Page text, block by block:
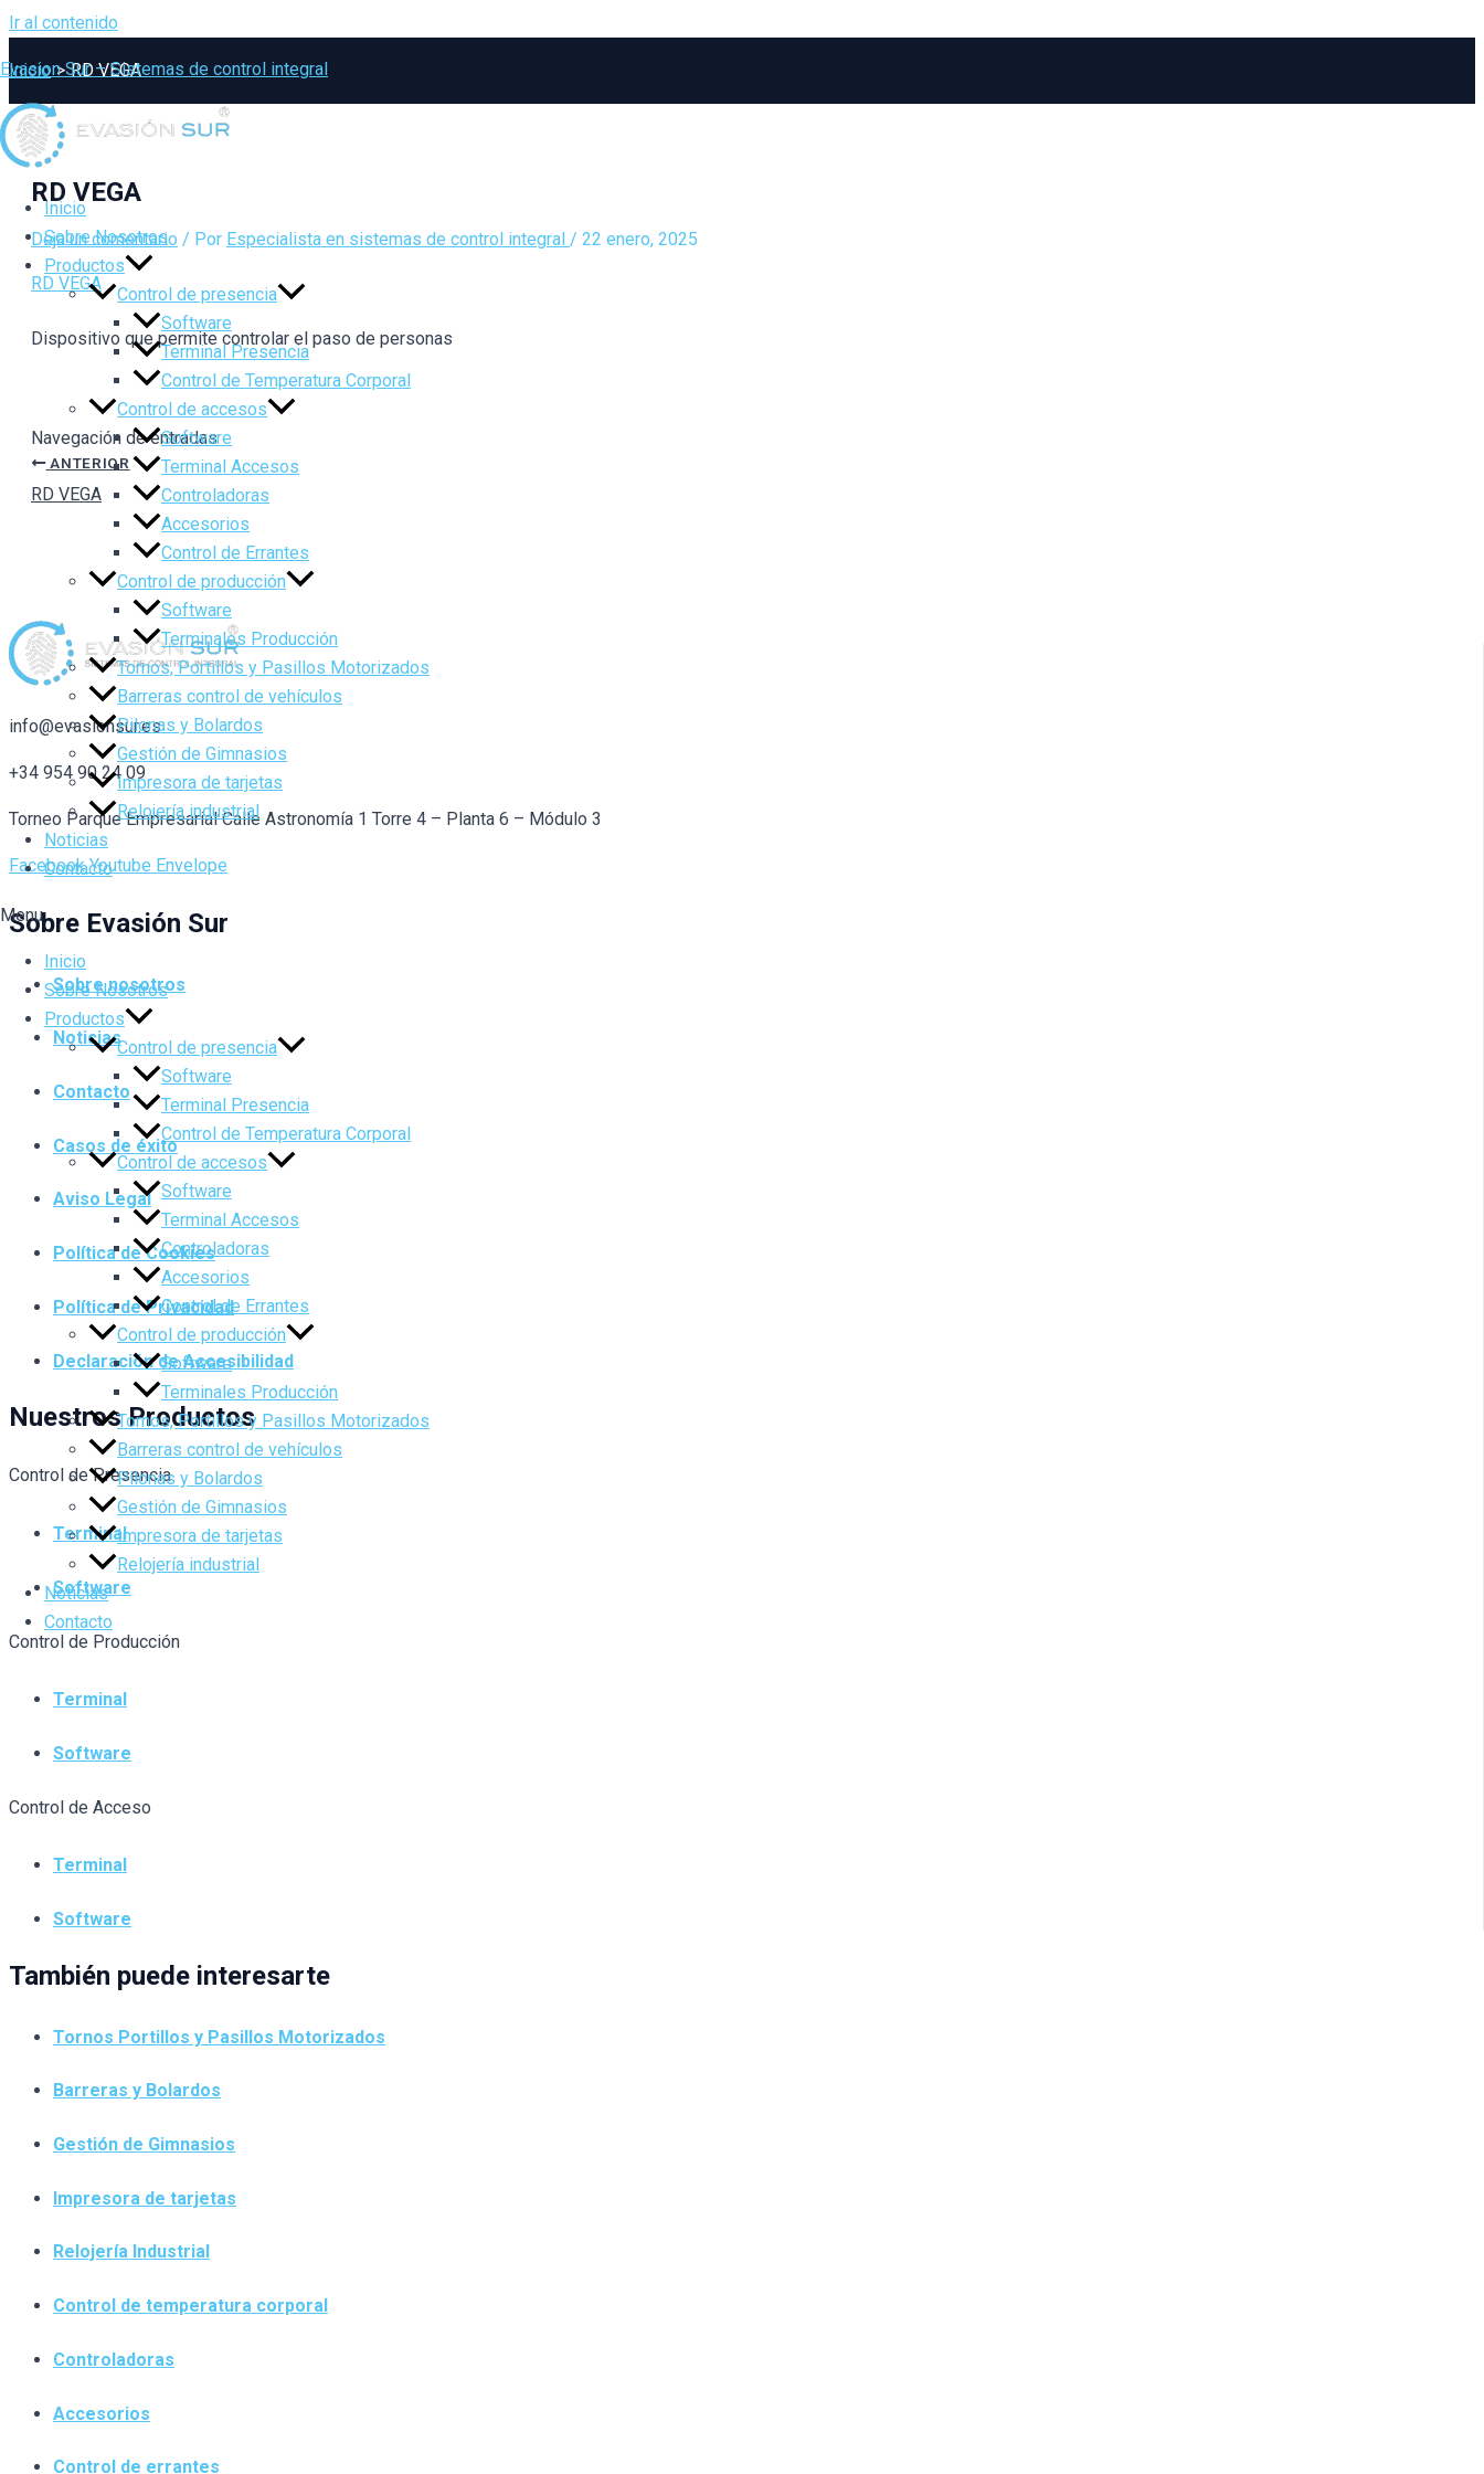
Ir al contenido
Evasion Sur – Sistemas de control integral
Inicio
Sobre Nosotros
Productos
Control de presencia
Software
Terminal Presencia
Control de Temperatura Corporal
Control de accesos
Software
Terminal Accesos
Controladoras
Accesorios
Control de Errantes
Control de producción
Software
Terminales Producción
Tornos, Portillos y Pasillos Motorizados
Barreras control de vehículos
Pilonas y Bolardos
Gestión de Gimnasios
Impresora de tarjetas
Relojería industrial
Noticias
Contacto
Menu
Inicio
Sobre Nosotros
Productos
Control de presencia
Software
Terminal Presencia
Control de Temperatura Corporal
Control de accesos
Software
Terminal Accesos
Controladoras
Accesorios
Control de Errantes
Control de producción
Software
Terminales Producción
Tornos, Portillos y Pasillos Motorizados
Barreras control de vehículos
Pilonas y Bolardos
Gestión de Gimnasios
Impresora de tarjetas
Relojería industrial
Noticias
Contacto
Inicio RD VEGA
RD VEGA
Deja un comentario / Por Especialista en sistemas de control integral / 22 enero, 2025
RD VEGA
Dispositivo que permite controlar el paso de personas
Navegación de entradas
ANTERIOR
RD VEGA
info@evasionsur.es
+34 954 90 24 09
Torneo Parque Empresarial Calle Astronomía 1 Torre 4 – Planta 6 – Módulo 3
Facebook Youtube Envelope
Sobre Evasión Sur
Sobre nosotros
Noticias
Contacto
Casos de éxito
Aviso Legal
Política de Cookies
Política de Privacidad
Declaración de Accesibilidad
Nuestros Productos
Control de Presencia
Terminal
Software
Control de Producción
Terminal
Software
Control de Acceso
Terminal
Software
También puede interesarte
Tornos Portillos y Pasillos Motorizados
Barreras y Bolardos
Gestión de Gimnasios
Impresora de tarjetas
Relojería Industrial
Control de temperatura corporal
Controladoras
Accesorios
Control de errantes